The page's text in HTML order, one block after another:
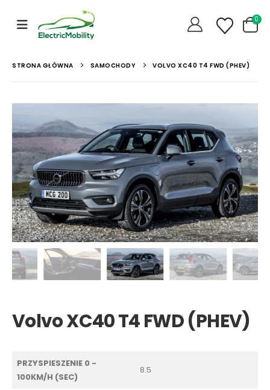
0
STRONA GŁÓWNA SAMOCHODY VOLVO XC40 T4 FWD (PHEV)
Volvo XC40 T4 FWD (PHEV)
PRZYSPIESZENIE 0 -
100KM/H (SEC)
8.5